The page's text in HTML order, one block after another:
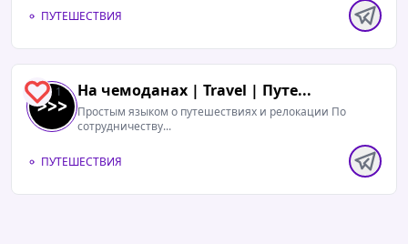
ПУТЕШЕСТВИЯ
1 На чемоданах | Travel | Путе...
Простым языком о путешествиях и релокации По
сотрудничеству...
ПУТЕШЕСТВИЯ